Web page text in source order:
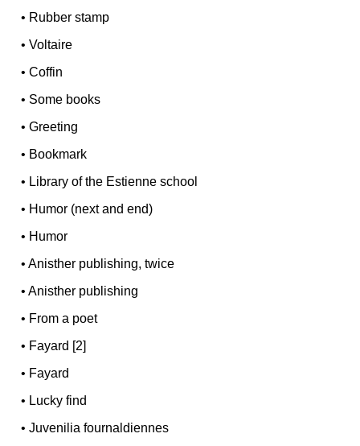
• Rubber stamp
•Voltaire
•Coffin
• Some books
•Greeting
• Bookmark
• Library of the Estienne school
• Humor (next and end)
• Humor
•Anisther publishing, twice
•Anisther publishing
• From a poet
• Fayard [2]
• Fayard
• Lucky find
•Juvenilia fournaldiennes